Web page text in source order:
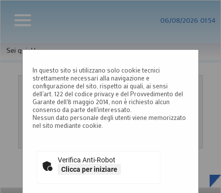
06/08/2026 01:54
Sei qui: Home
In questo sito si utilizzano solo cookie tecnici
strettamente necessari alla navigazione e
configurazione del sito, rispetto ai quali, ai sensi
dell'art. 122 del codice privacy e del Provvedimento del
Garante dell'8 maggio 2014, non è richiesto alcun
consenso da parte dell'interessato.
Nessun dato personale degli utenti viene memorizzato
nel sito mediante cookie.
Verifica Anti-Robot
Clicca per iniziare
ACCESSO CON IDENTITÀ DIGITALE
Se vuoi accedere tramite il servizio di gestione identita' clicca
sul bottone 'Accedi'